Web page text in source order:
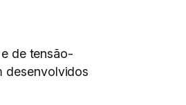
de tensão-
desenvolvidos